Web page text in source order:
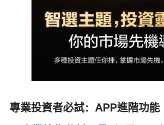
專業投資者必試：APP進階功能